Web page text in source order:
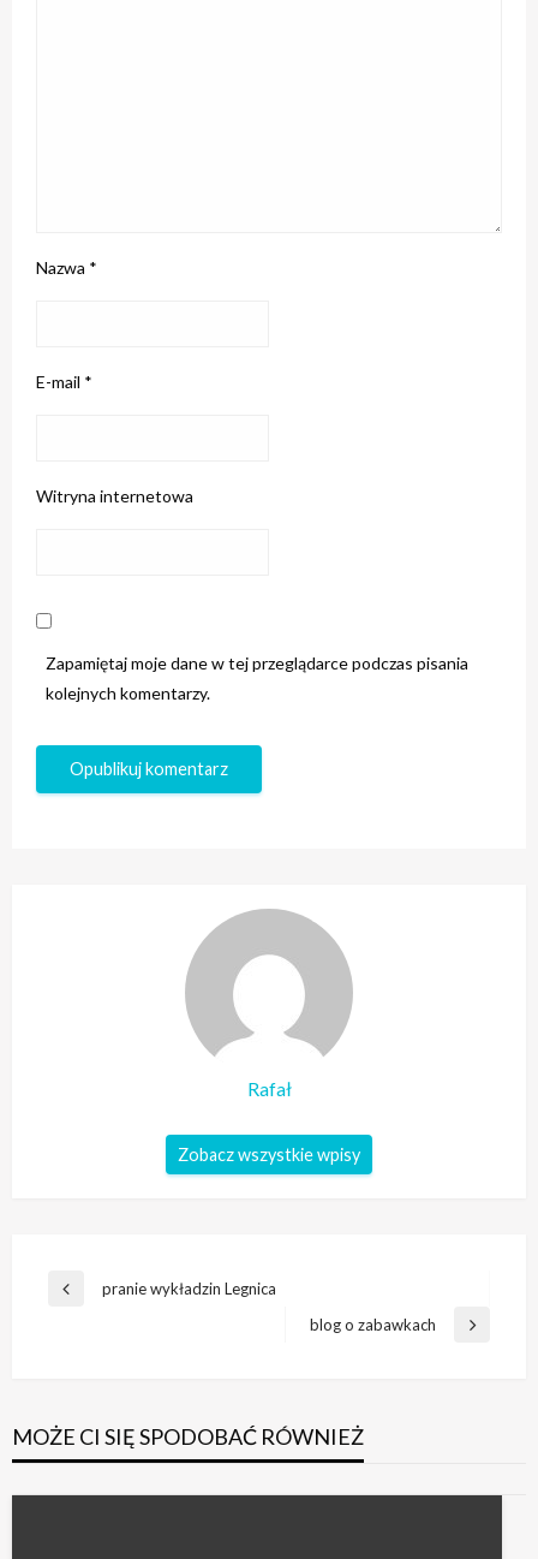
Nazwa *
E-mail *
Witryna internetowa
Zapamiętaj moje dane w tej przeglądarce podczas pisania
kolejnych komentarzy.
Rafał
Zobacz wszystkie wpisy
Nawigacja
Poprzedni
pranie wykładzin Legnica
Następny
blog o zabawkach
MOŻE CI SIĘ SPODOBAĆ RÓWNIEŻ